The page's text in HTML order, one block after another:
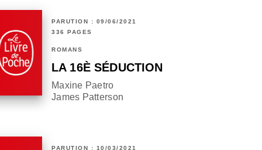
PARUTION : 09/06/2021
336 PAGES
ROMANS
LA 16È SÉDUCTION
Maxine Paetro
James Patterson
PARUTION : 10/03/2021